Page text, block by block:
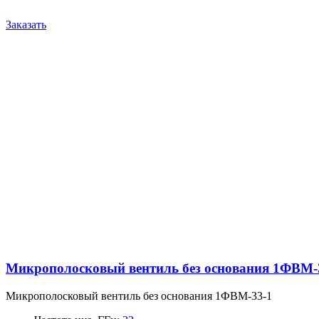
Заказать
Микрополосковый вентиль без основания 1ФВМ-
Микрополосковый вентиль без основания 1ФВМ-33-1